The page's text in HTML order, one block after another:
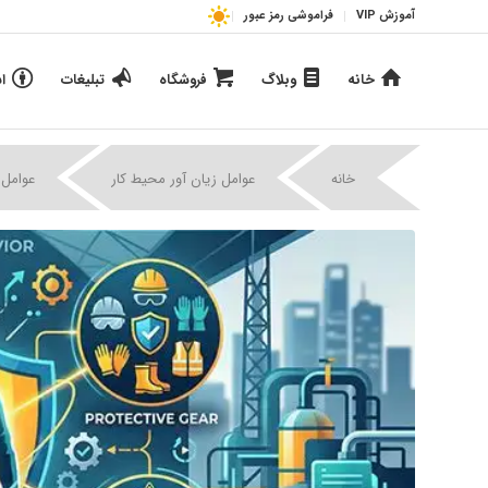
آموزش VIP فراموشی رمز عبور
خانه وبلاگ فروشگاه تبلیغات
خانه عوامل زیان آور محیط کار